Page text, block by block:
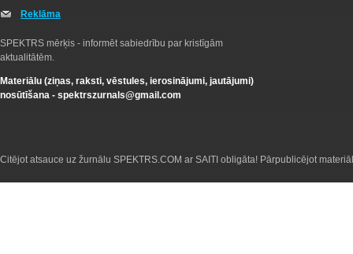
Reklāma
SPEKTRS mērķis - informēt sabiedrību par kristīgām
aktualitātēm.
Materiālu (ziņas, raksti, vēstules, ierosinājumi, jautājumi)
nosūtīšana - spektrszurnals@gmail.com
Citējot atsauce uz žurnālu SPEKTRS.COM ar SAITI obligāta! Pārpublicējot